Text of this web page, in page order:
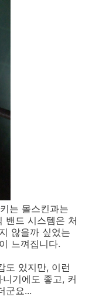
는 몰스킨과는
밴드 시스템은 처
않을까 싶었는
느껴집니다.
도 있지만, 이런
기에도 좋고, 커
군요...